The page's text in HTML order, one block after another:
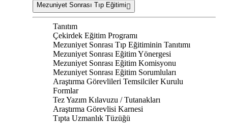
Mezuniyet Sonrası Tıp Eğitimi
Tanıtım
Çekirdek Eğitim Programı
Mezuniyet Sonrası Tıp Eğitiminin Tanıtımı
Mezuniyet Sonrası Eğitim Yönergesi
Mezuniyet Sonrası Eğitim Komisyonu
Mezuniyet Sonrası Eğitim Sorumluları
Araştırma Görevlileri Temsilciler Kurulu
Formlar
Tez Yazım Kılavuzu / Tutanakları
Araştırma Görevlisi Karnesi
Tıpta Uzmanlık Tüzüğü